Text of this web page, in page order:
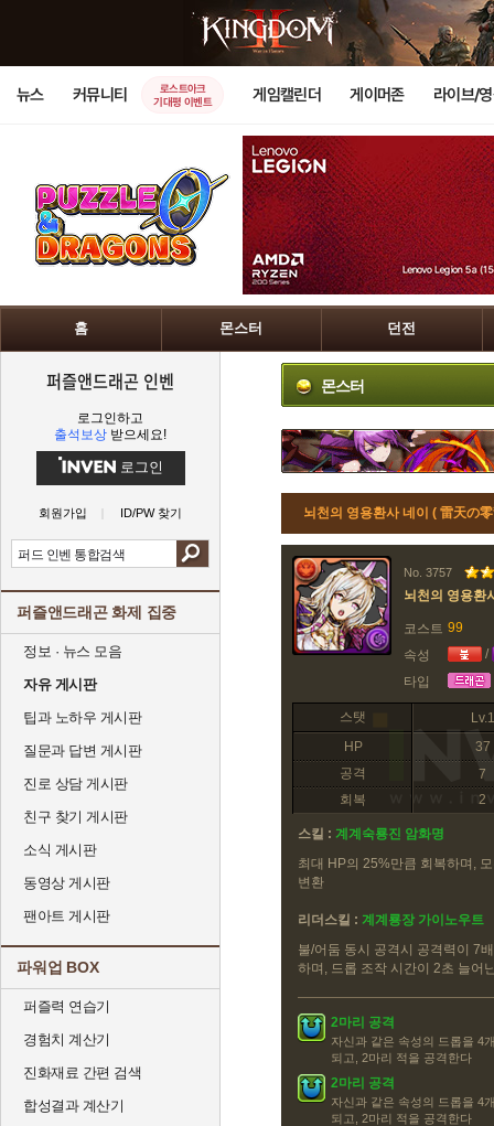
뉴스 커뮤니티
로스트아크
기대평 이벤트
게임캘린더 게이머존 라이브/
홈 몬스터 던전
퍼즐앤드래곤 인벤
로그인하고
출석보상 받으세요!
로그인
회원가입 ID/PW 찾기
퍼즐앤드래곤 화제 집중
정보 · 뉴스 모음
자유 게시판
팁과 노하우 게시판
질문과 답변 게시판
진로 상담 게시판
친구 찾기 게시판
소식 게시판
동영상 게시판
팬아트 게시판
파워업 BOX
퍼즐력 연습기
경험치 계산기
진화재료 간편 검색
합성결과 계산기
몬스터
뇌천의 영용환사 네이 ( 雷天の
No. 3757
뇌천의 영용환
코스트 99
속성
/
타입
스탯
Lv.1
HP
37
공격
7
회복
2
스킬 : 계계숙룡진 암화명
최대 HP의 25%만큼 회복하며,
변환
리더스킬 : 계계룡장 가이노우트
불/어둠 동시 공격시 공격력이 7
하며, 드롭 조작 시간이 2초 늘어
2마리 공격
자신과 같은 속성의 드롭을 4
되고, 2마리 적을 공격한다
2마리 공격
자신과 같은 속성의 드롭을 4
되고, 2마리 적을 공격한다